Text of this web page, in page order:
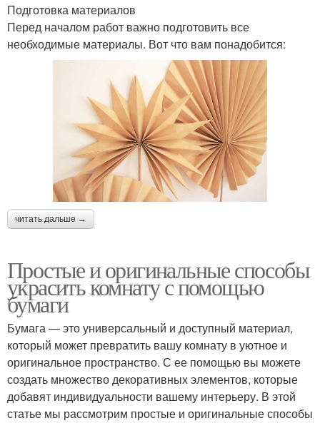
Подготовка материалов
Перед началом работ важно подготовить все
необходимые материалы. Вот что вам понадобится:
читать дальше →
Простые и оригинальные способы
украсить комнату с помощью
бумаги
Бумага — это универсальный и доступный материал,
который может превратить вашу комнату в уютное и
оригинальное пространство. С ее помощью вы можете
создать множество декоративных элементов, которые
добавят индивидуальности вашему интерьеру. В этой
статье мы рассмотрим простые и оригинальные способы